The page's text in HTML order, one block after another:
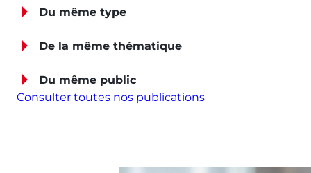
Du même type
De la même thématique
Du même public
Consulter toutes nos publications